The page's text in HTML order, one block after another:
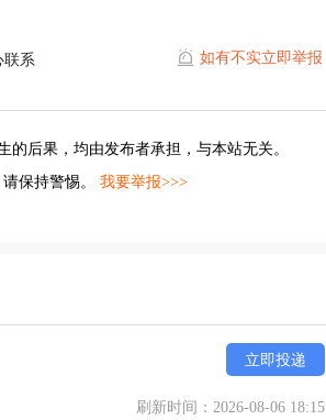
联系 如有不实立即举报
后果，均由发布者承担，与本站无关。
保持警惕。 我要举报>>>
立即投递
刷新时间：2026-08-06 18:15